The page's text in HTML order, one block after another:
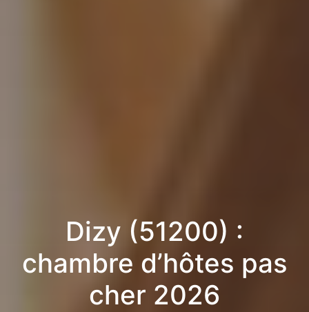
Dizy (51200) :
chambre d’hôtes pas
cher 2026